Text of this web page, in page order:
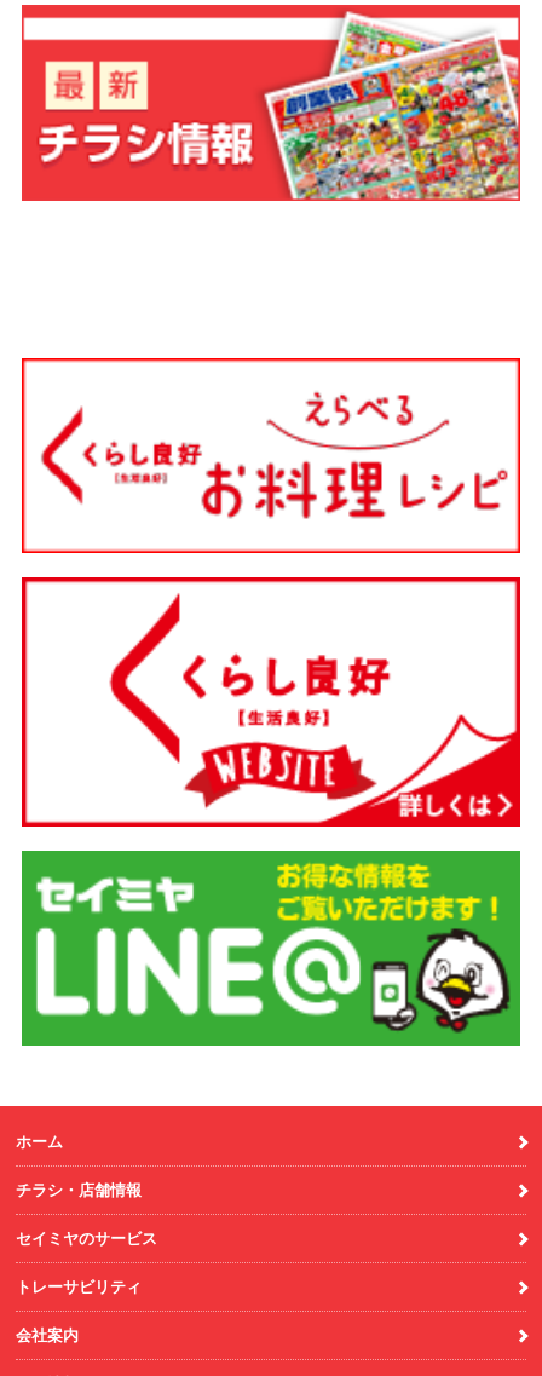
ホーム
チラシ・店舗情報
セイミヤのサービス
トレーサビリティ
会社案内